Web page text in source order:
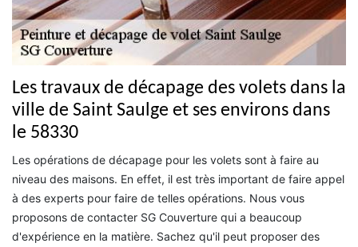
Les travaux de décapage des volets dans la
ville de Saint Saulge et ses environs dans
le 58330
Les opérations de décapage pour les volets sont à faire au
niveau des maisons. En effet, il est très important de faire appel
à des experts pour faire de telles opérations. Nous vous
proposons de contacter SG Couverture qui a beaucoup
d'expérience en la matière. Sachez qu'il peut proposer des